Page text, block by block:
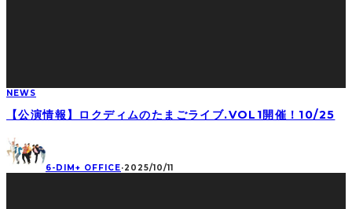
NEWS
【公演情報】ロクディムのたまごライブ.VOL1開催！10/25
6-DIM+ OFFICE·2025/10/11